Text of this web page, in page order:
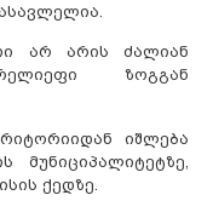
არ არის ძალიან
ზოგგან
იშლება
მუნიციპალიტეტზე,
ქედზე.